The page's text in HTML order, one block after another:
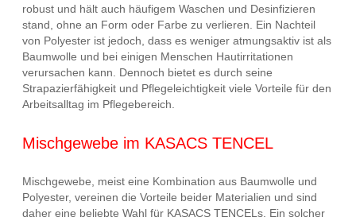
robust und hält auch häufigem Waschen und Desinfizieren
stand, ohne an Form oder Farbe zu verlieren. Ein Nachteil
von Polyester ist jedoch, dass es weniger atmungsaktiv ist als
Baumwolle und bei einigen Menschen Hautirritationen
verursachen kann. Dennoch bietet es durch seine
Strapazierfähigkeit und Pflegeleichtigkeit viele Vorteile für den
Arbeitsalltag im Pflegebereich.
Mischgewebe im KASACS TENCEL
Mischgewebe, meist eine Kombination aus Baumwolle und
Polyester, vereinen die Vorteile beider Materialien und sind
daher eine beliebte Wahl für KASACS TENCELs. Ein solcher